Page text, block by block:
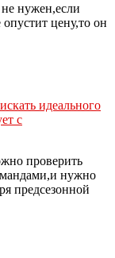
нужен,если
цену,то он
идеального
с
проверить
нужно
предсезонной